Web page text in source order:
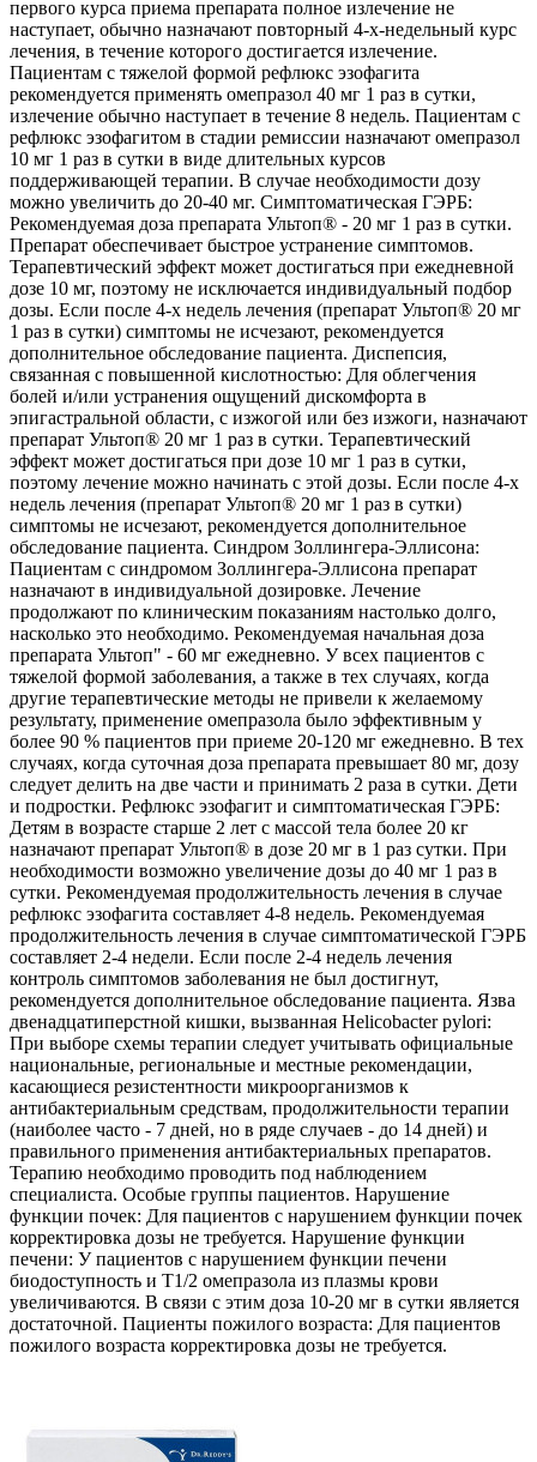
первого курса приема препарата полное излечение не
наступает, обычно назначают повторный 4-х-недельный курс
лечения, в течение которого достигается излечение.
Пациентам с тяжелой формой рефлюкс эзофагита
рекомендуется применять омепразол 40 мг 1 раз в сутки,
излечение обычно наступает в течение 8 недель. Пациентам с
рефлюкс эзофагитом в стадии ремиссии назначают омепразол
10 мг 1 раз в сутки в виде длительных курсов
поддерживающей терапии. В случае необходимости дозу
можно увеличить до 20-40 мг. Симптоматическая ГЭРБ:
Рекомендуемая доза препарата Ультоп® - 20 мг 1 раз в сутки.
Препарат обеспечивает быстрое устранение симптомов.
Терапевтический эффект может достигаться при ежедневной
дозе 10 мг, поэтому не исключается индивидуальный подбор
дозы. Если после 4-х недель лечения (препарат Ультоп® 20 мг
1 раз в сутки) симптомы не исчезают, рекомендуется
дополнительное обследование пациента. Диспепсия,
связанная с повышенной кислотностью: Для облегчения
болей и/или устранения ощущений дискомфорта в
эпигастральной области, с изжогой или без изжоги, назначают
препарат Ультоп® 20 мг 1 раз в сутки. Терапевтический
эффект может достигаться при дозе 10 мг 1 раз в сутки,
поэтому лечение можно начинать с этой дозы. Если после 4-х
недель лечения (препарат Ультоп® 20 мг 1 раз в сутки)
симптомы не исчезают, рекомендуется дополнительное
обследование пациента. Синдром Золлингера-Эллисона:
Пациентам с синдромом Золлингера-Эллисона препарат
назначают в индивидуальной дозировке. Лечение
продолжают по клиническим показаниям настолько долго,
насколько это необходимо. Рекомендуемая начальная доза
препарата Ультоп" - 60 мг ежедневно. У всех пациентов с
тяжелой формой заболевания, а также в тех случаях, когда
другие терапевтические методы не привели к желаемому
результату, применение омепразола было эффективным у
более 90 % пациентов при приеме 20-120 мг ежедневно. В тех
случаях, когда суточная доза препарата превышает 80 мг, дозу
следует делить на две части и принимать 2 раза в сутки. Дети
и подростки. Рефлюкс эзофагит и симптоматическая ГЭРБ:
Детям в возрасте старше 2 лет с массой тела более 20 кг
назначают препарат Ультоп® в дозе 20 мг в 1 раз сутки. При
необходимости возможно увеличение дозы до 40 мг 1 раз в
сутки. Рекомендуемая продолжительность лечения в случае
рефлюкс эзофагита составляет 4-8 недель. Рекомендуемая
продолжительность лечения в случае симптоматической ГЭРБ
составляет 2-4 недели. Если после 2-4 недель лечения
контроль симптомов заболевания не был достигнут,
рекомендуется дополнительное обследование пациента. Язва
двенадцатиперстной кишки, вызванная Helicobacter pylori:
При выборе схемы терапии следует учитывать официальные
национальные, региональные и местные рекомендации,
касающиеся резистентности микроорганизмов к
антибактериальным средствам, продолжительности терапии
(наиболее часто - 7 дней, но в ряде случаев - до 14 дней) и
правильного применения антибактериальных препаратов.
Терапию необходимо проводить под наблюдением
специалиста. Особые группы пациентов. Нарушение
функции почек: Для пациентов с нарушением функции почек
корректировка дозы не требуется. Нарушение функции
печени: У пациентов с нарушением функции печени
биодоступность и Т1/2 омепразола из плазмы крови
увеличиваются. В связи с этим доза 10-20 мг в сутки является
достаточной. Пациенты пожилого возраста: Для пациентов
пожилого возраста корректировка дозы не требуется.